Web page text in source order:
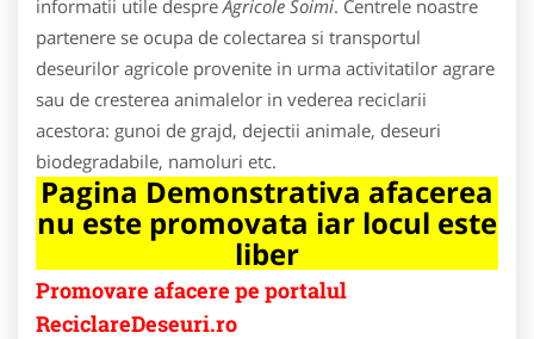
informatii utile despre Agricole Soimi. Centrele noastre
partenere se ocupa de colectarea si transportul
deseurilor agricole provenite in urma activitatilor agrare
sau de cresterea animalelor in vederea reciclarii
acestora: gunoi de grajd, dejectii animale, deseuri
biodegradabile, namoluri etc.
Pagina Demonstrativa afacerea
nu este promovata iar locul este
liber
Promovare afacere pe portalul
ReciclareDeseuri.ro